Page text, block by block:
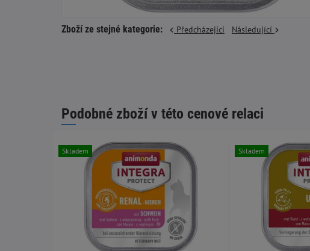
Zboží ze stejné kategorie: Předcházející Následující
Podobné zboží v této cenové relaci
Skladem Skladem